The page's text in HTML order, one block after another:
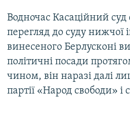
Водночас Касаційний суд
перегляд до суду нижчої
винесеного Берлусконі
політичні посади
чином, він наразі далі
партії «Народ свободи»